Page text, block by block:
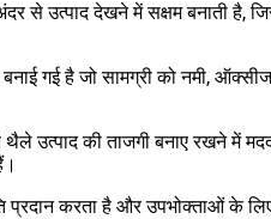
से उत्पाद देखने में सक्षम बनाती है,
बनाई गई है जो सामग्री को नमी,
उत्पाद की ताजगी बनाए रखने में
करता है और उपभोक्ताओं के